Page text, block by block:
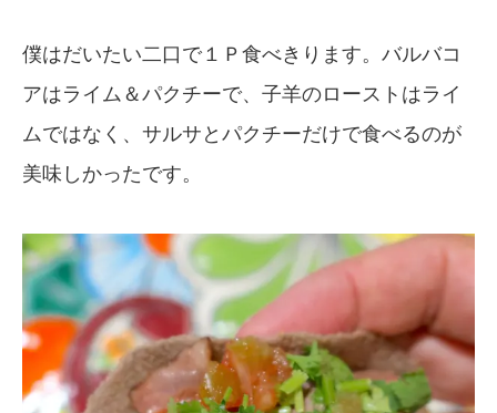
僕はだいたい二口で１Ｐ食べきります。バルバコ
アはライム＆パクチーで、子羊のローストはライ
ムではなく、サルサとパクチーだけで食べるのが
美味しかったです。